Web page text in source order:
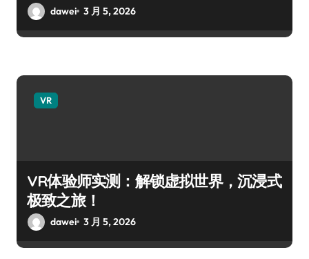
dawei 3 月 5, 2026
VR
VR体验师实测：解锁虚拟世界，沉浸式
极致之旅！
dawei 3 月 5, 2026